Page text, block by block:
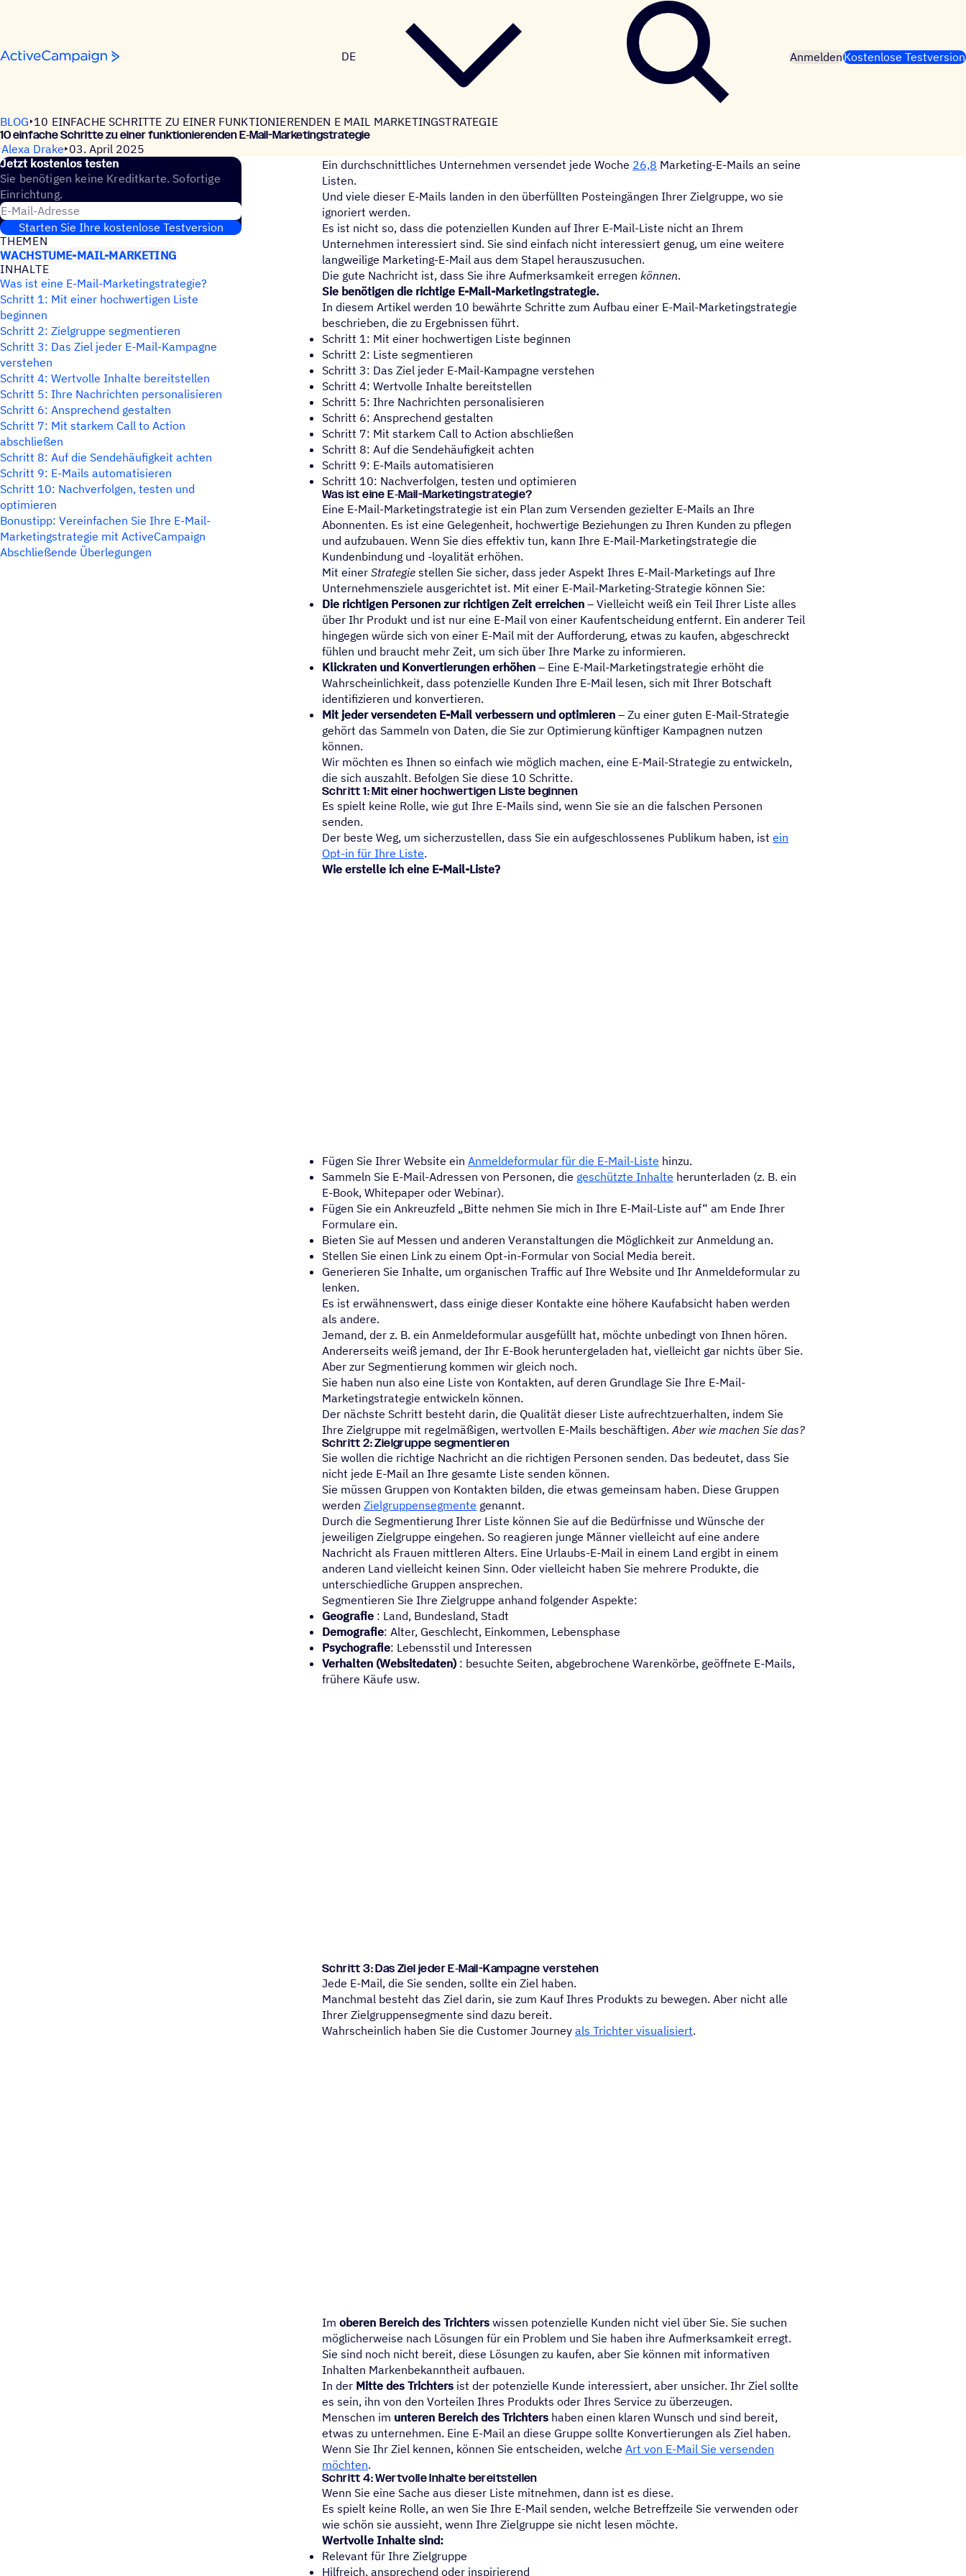
DE AnmeldenKostenlose Testversion
BLOG 10 EINFACHE SCHRITTE ZU EINER FUNKTIONIERENDEN E MAIL MARKETINGSTRATEGIE
10 einfa­che Schritte zu einer funk­tio­nie­ren­den E‑Mail-Marke­ting­stra­te­gie
Alexa Drake 03. April 2025
Jetzt kosten­los testen
Sie benötigen keine Kreditkarte. Sofortige
Einrichtung.
E-Mail-Adresse
Starten Sie Ihre kostenlose Testversion
THEMEN
WACHSTUME-MAIL-MARKETING
INHALTE
Was ist eine E-Mail-Marketingstrategie?
Schritt 1: Mit einer hochwertigen Liste
beginnen
Schritt 2: Zielgruppe segmentieren
Schritt 3: Das Ziel jeder E-Mail-Kampagne
verstehen
Schritt 4: Wertvolle Inhalte bereitstellen
Schritt 5: Ihre Nachrichten personalisieren
Schritt 6: Ansprechend gestalten
Schritt 7: Mit starkem Call to Action
abschließen
Schritt 8: Auf die Sendehäufigkeit achten
Schritt 9: E-Mails automatisieren
Schritt 10: Nachverfolgen, testen und
optimieren
Bonustipp: Vereinfachen Sie Ihre E-Mail-
Marketingstrategie mit ActiveCampaign
Abschließende Überlegungen
Ein durchschnittliches Unternehmen versendet jede Woche 26,8 Marketing-E-Mails an seine
Listen.
Und viele dieser E-Mails landen in den überfüllten Posteingängen Ihrer Zielgruppe, wo sie
ignoriert werden.
Es ist nicht so, dass die potenziellen Kunden auf Ihrer E-Mail-Liste nicht an Ihrem
Unternehmen interessiert sind. Sie sind einfach nicht interessiert genug, um eine weitere
langweilige Marketing-E-Mail aus dem Stapel herauszusuchen.
Die gute Nachricht ist, dass Sie ihre Aufmerksamkeit erregen können.
Sie benötigen die richtige E-Mail-Marketingstrategie.
In diesem Artikel werden 10 bewährte Schritte zum Aufbau einer E-Mail-Marketingstrategie
beschrieben, die zu Ergebnissen führt.
Schritt 1: Mit einer hochwertigen Liste beginnen
Schritt 2: Liste segmentieren
Schritt 3: Das Ziel jeder E-Mail-Kampagne verstehen
Schritt 4: Wertvolle Inhalte bereitstellen
Schritt 5: Ihre Nachrichten personalisieren
Schritt 6: Ansprechend gestalten
Schritt 7: Mit starkem Call to Action abschließen
Schritt 8: Auf die Sendehäufigkeit achten
Schritt 9: E-Mails automatisieren
Schritt 10: Nachverfolgen, testen und optimieren
Was ist eine E‑Mail-Marke­ting­stra­te­gie?
Eine E-Mail-Marketingstrategie ist ein Plan zum Versenden gezielter E-Mails an Ihre
Abonnenten. Es ist eine Gelegenheit, hochwertige Beziehungen zu Ihren Kunden zu pflegen
und aufzubauen. Wenn Sie dies effektiv tun, kann Ihre E-Mail-Marketingstrategie die
Kundenbindung und -loyalität erhöhen.
Mit einer Strategie stellen Sie sicher, dass jeder Aspekt Ihres E-Mail-Marketings auf Ihre
Unternehmensziele ausgerichtet ist. Mit einer E-Mail-Marketing-Strategie können Sie:
Die richtigen Personen zur richtigen Zeit erreichen – Vielleicht weiß ein Teil Ihrer Liste alles
über Ihr Produkt und ist nur eine E-Mail von einer Kaufentscheidung entfernt. Ein anderer Teil
hingegen würde sich von einer E-Mail mit der Aufforderung, etwas zu kaufen, abgeschreckt
fühlen und braucht mehr Zeit, um sich über Ihre Marke zu informieren.
Klickraten und Konvertierungen erhöhen – Eine E-Mail-Marketingstrategie erhöht die
Wahrscheinlichkeit, dass potenzielle Kunden Ihre E-Mail lesen, sich mit Ihrer Botschaft
identifizieren und konvertieren.
Mit jeder versendeten E-Mail verbessern und optimieren – Zu einer guten E-Mail-Strategie
gehört das Sammeln von Daten, die Sie zur Optimierung künftiger Kampagnen nutzen
können.
Wir möchten es Ihnen so einfach wie möglich machen, eine E-Mail-Strategie zu entwickeln,
die sich auszahlt. Befolgen Sie diese 10 Schritte.
Schritt 1: Mit einer hoch­wer­ti­gen Liste beginnen
Es spielt keine Rolle, wie gut Ihre E-Mails sind, wenn Sie sie an die falschen Personen
senden.
Der beste Weg, um sicherzustellen, dass Sie ein aufgeschlossenes Publikum haben, ist ein
Opt-in für Ihre Liste.
Wie erstelle ich eine E-Mail-Liste?
Fügen Sie Ihrer Website ein Anmeldeformular für die E-Mail-Liste hinzu.
Sammeln Sie E-Mail-Adressen von Personen, die geschützte Inhalte herunterladen (z. B. ein
E-Book, Whitepaper oder Webinar).
Fügen Sie ein Ankreuzfeld „Bitte nehmen Sie mich in Ihre E-Mail-Liste auf“ am Ende Ihrer
Formulare ein.
Bieten Sie auf Messen und anderen Veranstaltungen die Möglichkeit zur Anmeldung an.
Stellen Sie einen Link zu einem Opt-in-Formular von Social Media bereit.
Generieren Sie Inhalte, um organischen Traffic auf Ihre Website und Ihr Anmeldeformular zu
lenken.
Es ist erwähnenswert, dass einige dieser Kontakte eine höhere Kaufabsicht haben werden
als andere.
Jemand, der z. B. ein Anmeldeformular ausgefüllt hat, möchte unbedingt von Ihnen hören.
Andererseits weiß jemand, der Ihr E-Book heruntergeladen hat, vielleicht gar nichts über Sie.
Aber zur Segmentierung kommen wir gleich noch.
Sie haben nun also eine Liste von Kontakten, auf deren Grundlage Sie Ihre E-Mail-
Marketingstrategie entwickeln können.
Der nächste Schritt besteht darin, die Qualität dieser Liste aufrechtzuerhalten, indem Sie
Ihre Zielgruppe mit regelmäßigen, wertvollen E-Mails beschäftigen. Aber wie machen Sie das?
Schritt 2: Zielgruppe segmentieren
Sie wollen die richtige Nachricht an die richtigen Personen senden. Das bedeutet, dass Sie
nicht jede E-Mail an Ihre gesamte Liste senden können.
Sie müssen Gruppen von Kontakten bilden, die etwas gemeinsam haben. Diese Gruppen
werden Zielgruppensegmente genannt.
Durch die Segmentierung Ihrer Liste können Sie auf die Bedürfnisse und Wünsche der
jeweiligen Zielgruppe eingehen. So reagieren junge Männer vielleicht auf eine andere
Nachricht als Frauen mittleren Alters. Eine Urlaubs-E-Mail in einem Land ergibt in einem
anderen Land vielleicht keinen Sinn. Oder vielleicht haben Sie mehrere Produkte, die
unterschiedliche Gruppen ansprechen.
Segmentieren Sie Ihre Zielgruppe anhand folgender Aspekte:
Geografie : Land, Bundesland, Stadt
Demografie: Alter, Geschlecht, Einkommen, Lebensphase
Psychografie: Lebensstil und Interessen
Verhalten (Websitedaten) : besuchte Seiten, abgebrochene Warenkörbe, geöffnete E-Mails,
frühere Käufe usw.
Schritt 3: Das Ziel jeder E‑Mail-Kampa­gne verstehen
Jede E-Mail, die Sie senden, sollte ein Ziel haben.
Manchmal besteht das Ziel darin, sie zum Kauf Ihres Produkts zu bewegen. Aber nicht alle
Ihrer Zielgruppensegmente sind dazu bereit.
Wahrscheinlich haben Sie die Customer Journey als Trichter visualisiert.
Im oberen Bereich des Trichters wissen potenzielle Kunden nicht viel über Sie. Sie suchen
möglicherweise nach Lösungen für ein Problem und Sie haben ihre Aufmerksamkeit erregt.
Sie sind noch nicht bereit, diese Lösungen zu kaufen, aber Sie können mit informativen
Inhalten Markenbekanntheit aufbauen.
In der Mitte des Trichters ist der potenzielle Kunde interessiert, aber unsicher. Ihr Ziel sollte
es sein, ihn von den Vorteilen Ihres Produkts oder Ihres Service zu überzeugen.
Menschen im unteren Bereich des Trichters haben einen klaren Wunsch und sind bereit,
etwas zu unternehmen. Eine E-Mail an diese Gruppe sollte Konvertierungen als Ziel haben.
Wenn Sie Ihr Ziel kennen, können Sie entscheiden, welche Art von E-Mail Sie versenden
möchten.
Schritt 4: Wert­volle Inhalte bereitstellen
Wenn Sie eine Sache aus dieser Liste mitnehmen, dann ist es diese.
Es spielt keine Rolle, an wen Sie Ihre E-Mail senden, welche Betreffzeile Sie verwenden oder
wie schön sie aussieht, wenn Ihre Zielgruppe sie nicht lesen möchte.
Wertvolle Inhalte sind:
Relevant für Ihre Zielgruppe
Hilfreich, ansprechend oder inspirierend